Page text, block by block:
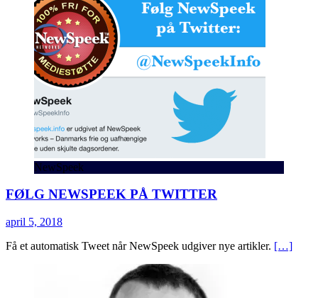
NewSpeek
FØLG NEWSPEEK PÅ TWITTER
april 5, 2018
Få et automatisk Tweet når NewSpeek udgiver nye artikler. […]